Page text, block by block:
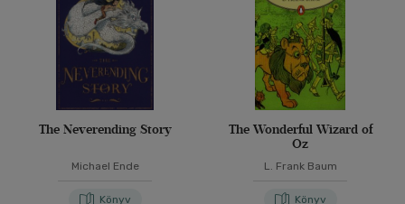
The Neverending Story
Michael Ende
Könyv
The Wonderful Wizard of
Oz
L. Frank Baum
Könyv